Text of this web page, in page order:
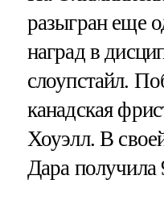
разыгран еще
наград в
слоупстайл.
канадская
Хоуэлл. В
Дара получила